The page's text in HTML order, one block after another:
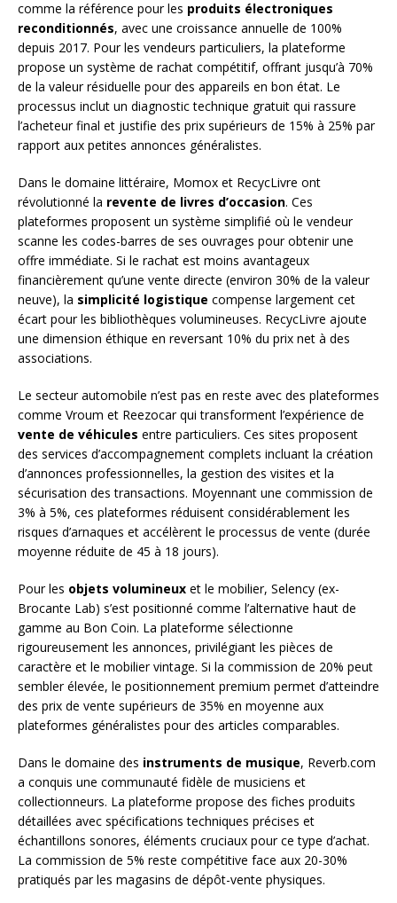
comme la référence pour les produits électroniques
reconditionnés, avec une croissance annuelle de 100%
depuis 2017. Pour les vendeurs particuliers, la plateforme
propose un système de rachat compétitif, offrant jusqu’à 70%
de la valeur résiduelle pour des appareils en bon état. Le
processus inclut un diagnostic technique gratuit qui rassure
l’acheteur final et justifie des prix supérieurs de 15% à 25% par
rapport aux petites annonces généralistes.
Dans le domaine littéraire, Momox et RecycLivre ont
révolutionné la revente de livres d’occasion. Ces
plateformes proposent un système simplifié où le vendeur
scanne les codes-barres de ses ouvrages pour obtenir une
offre immédiate. Si le rachat est moins avantageux
financièrement qu’une vente directe (environ 30% de la valeur
neuve), la simplicité logistique compense largement cet
écart pour les bibliothèques volumineuses. RecycLivre ajoute
une dimension éthique en reversant 10% du prix net à des
associations.
Le secteur automobile n’est pas en reste avec des plateformes
comme Vroum et Reezocar qui transforment l’expérience de
vente de véhicules entre particuliers. Ces sites proposent
des services d’accompagnement complets incluant la création
d’annonces professionnelles, la gestion des visites et la
sécurisation des transactions. Moyennant une commission de
3% à 5%, ces plateformes réduisent considérablement les
risques d’arnaques et accélèrent le processus de vente (durée
moyenne réduite de 45 à 18 jours).
Pour les objets volumineux et le mobilier, Selency (ex-
Brocante Lab) s’est positionné comme l’alternative haut de
gamme au Bon Coin. La plateforme sélectionne
rigoureusement les annonces, privilégiant les pièces de
caractère et le mobilier vintage. Si la commission de 20% peut
sembler élevée, le positionnement premium permet d’atteindre
des prix de vente supérieurs de 35% en moyenne aux
plateformes généralistes pour des articles comparables.
Dans le domaine des instruments de musique, Reverb.com
a conquis une communauté fidèle de musiciens et
collectionneurs. La plateforme propose des fiches produits
détaillées avec spécifications techniques précises et
échantillons sonores, éléments cruciaux pour ce type d’achat.
La commission de 5% reste compétitive face aux 20-30%
pratiqués par les magasins de dépôt-vente physiques.